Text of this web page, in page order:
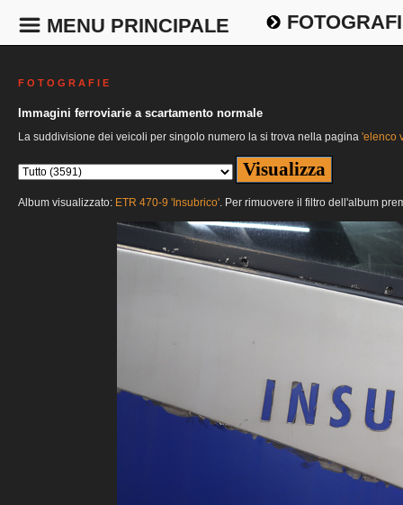
MENU PRINCIPALE
F O T O G R A F I E
Immagini ferroviarie a scartamento normale
La suddivisione dei veicoli per singolo numero la si trova nella pagina 'elenco
Album visualizzato: ETR 470-9 'Insubrico'. Per rimuovere il filtro dell'album